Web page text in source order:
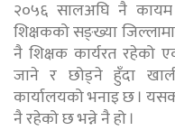
२०५६ सालअघि नै कायम
शिक्षकको सङ्ख्या
नै शिक्षक कार्यरत रहेको
जाने र छोड्ने हुँदा
कार्यालयको भनाइ छ ।
नै रहेको छ भन्ने नै हो ।